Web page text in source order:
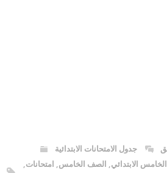
جدول الامتحانات الابتدائية
الخامس الابتدائي, الصف الخامس, امتحانات,